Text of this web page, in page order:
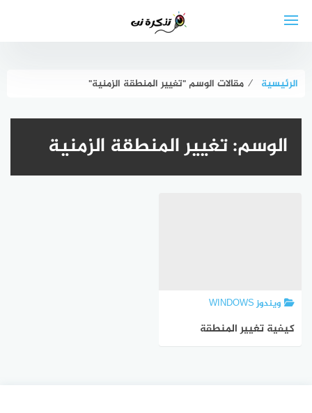
الرئيسية ⁄ مقالات الوسم "تغيير المنطقة الزمنية"
الوسم:تغيير المنطقة الزمنية
ويندوز WINDOWS
كيفية تغيير المنطقة